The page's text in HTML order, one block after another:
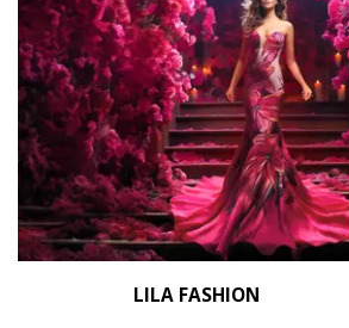
LILA FASHION